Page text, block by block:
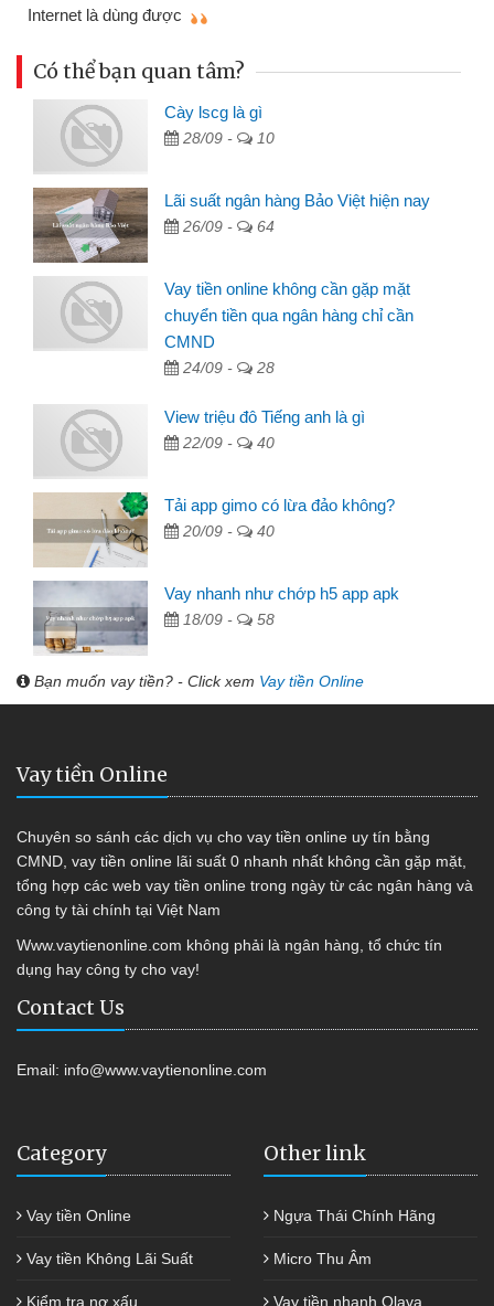
Internet là dùng được
Có thể bạn quan tâm?
Cày lscg là gì
28/09 - 10
Lãi suất ngân hàng Bảo Việt hiện nay
26/09 - 64
Vay tiền online không cần gặp mặt
chuyển tiền qua ngân hàng chỉ cần
CMND
24/09 - 28
View triệu đô Tiếng anh là gì
22/09 - 40
Tải app gimo có lừa đảo không?
20/09 - 40
Vay nhanh như chớp h5 app apk
18/09 - 58
Bạn muốn vay tiền? - Click xem Vay tiền Online
Vay tiền Online
Chuyên so sánh các dịch vụ cho vay tiền online uy tín bằng
CMND, vay tiền online lãi suất 0 nhanh nhất không cần gặp mặt,
tổng hợp các web vay tiền online trong ngày từ các ngân hàng và
công ty tài chính tại Việt Nam
Www.vaytienonline.com không phải là ngân hàng, tổ chức tín
dụng hay công ty cho vay!
Contact Us
Email: info@www.vaytienonline.com
Category
Vay tiền Online
Vay tiền Không Lãi Suất
Kiểm tra nợ xấu
Other link
Ngựa Thái Chính Hãng
Micro Thu Âm
Vay tiền nhanh Olava